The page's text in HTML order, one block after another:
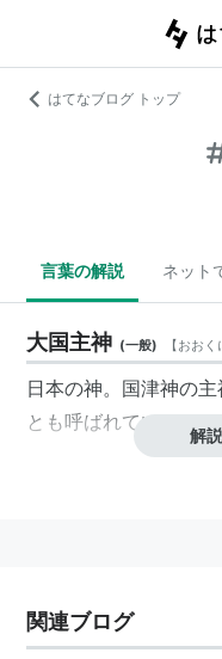
はてなブログ トップ
言葉の解説 ネット
大国主神 (一般) 【おおく
日本の神。国津神の
とも呼ばれている。
解
関連ブログ